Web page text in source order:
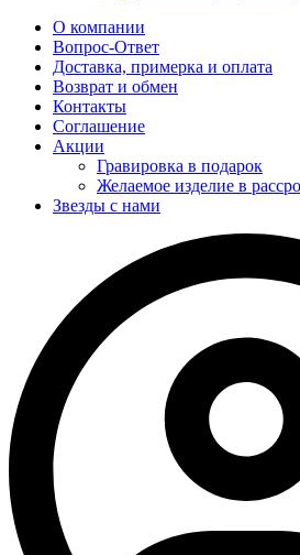
О компании
Вопрос-Ответ
Доставка, примерка и оплата
Возврат и обмен
Контакты
Соглашение
Акции
Гравировка в подарок
Желаемое изделие в
Звезды с нами